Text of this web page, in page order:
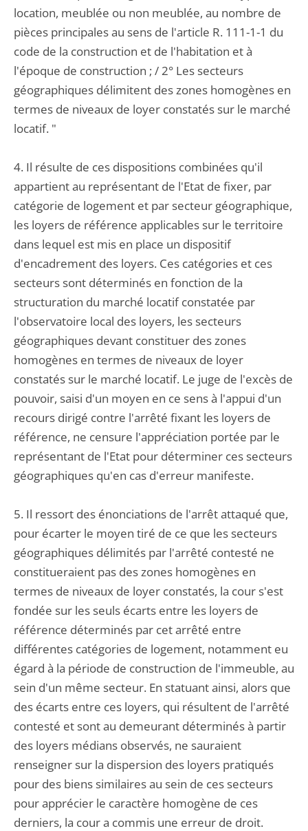
location, meublée ou non meublée, au nombre de
pièces principales au sens de l'article R. 111-1-1 du
code de la construction et de l'habitation et à
l'époque de construction ; / 2° Les secteurs
géographiques délimitent des zones homogènes en
termes de niveaux de loyer constatés sur le marché
locatif. "
4. Il résulte de ces dispositions combinées qu'il
appartient au représentant de l'Etat de fixer, par
catégorie de logement et par secteur géographique,
les loyers de référence applicables sur le territoire
dans lequel est mis en place un dispositif
d'encadrement des loyers. Ces catégories et ces
secteurs sont déterminés en fonction de la
structuration du marché locatif constatée par
l'observatoire local des loyers, les secteurs
géographiques devant constituer des zones
homogènes en termes de niveaux de loyer
constatés sur le marché locatif. Le juge de l'excès de
pouvoir, saisi d'un moyen en ce sens à l'appui d'un
recours dirigé contre l'arrêté fixant les loyers de
référence, ne censure l'appréciation portée par le
représentant de l'Etat pour déterminer ces secteurs
géographiques qu'en cas d'erreur manifeste.
5. Il ressort des énonciations de l'arrêt attaqué que,
pour écarter le moyen tiré de ce que les secteurs
géographiques délimités par l'arrêté contesté ne
constitueraient pas des zones homogènes en
termes de niveaux de loyer constatés, la cour s'est
fondée sur les seuls écarts entre les loyers de
référence déterminés par cet arrêté entre
différentes catégories de logement, notamment eu
égard à la période de construction de l'immeuble, au
sein d'un même secteur. En statuant ainsi, alors que
des écarts entre ces loyers, qui résultent de l'arrêté
contesté et sont au demeurant déterminés à partir
des loyers médians observés, ne sauraient
renseigner sur la dispersion des loyers pratiqués
pour des biens similaires au sein de ces secteurs
pour apprécier le caractère homogène de ces
derniers, la cour a commis une erreur de droit.